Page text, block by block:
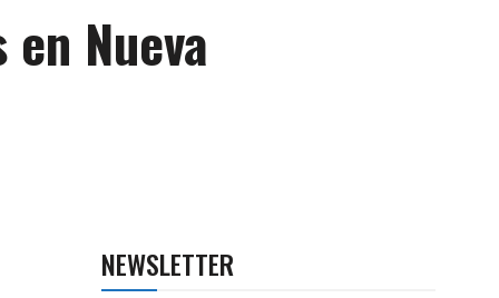
Nueva
NEWSLETTER